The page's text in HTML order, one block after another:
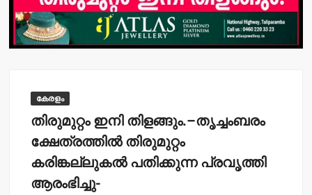
കേരളം
തിരുമുറ്റം ഇനി തിളങ്ങും.–തൃച്ചംബരം
ക്ഷേത്രത്തില്‍ തിരുമുറ്റം
കരിങ്കല്ലുകല്‍ പതിക്കുന്ന പ്രവൃത്തി
ആരംഭിച്ചു-